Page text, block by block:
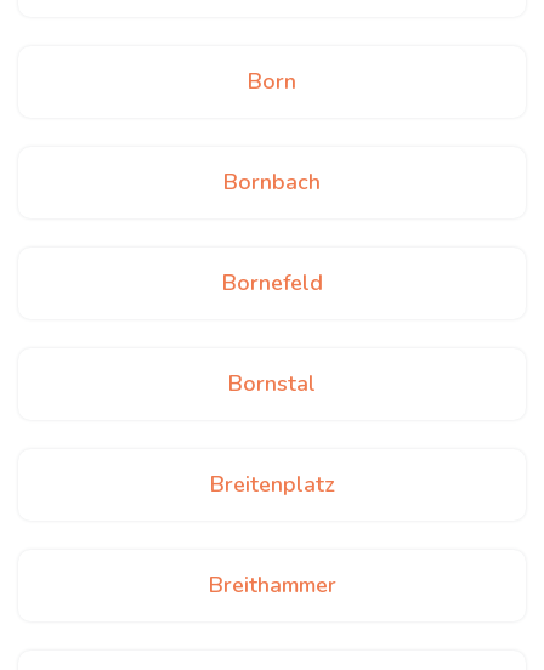
Born
Bornbach
Bornefeld
Bornstal
Breitenplatz
Breithammer